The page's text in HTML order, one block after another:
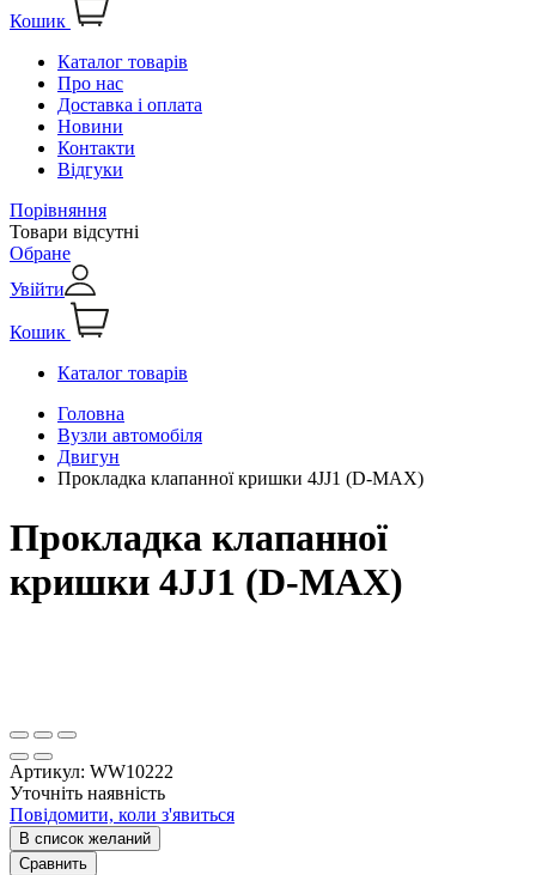
Кошик
Каталог товарів
Про нас
Доставка і оплата
Новини
Контакти
Відгуки
Порівняння
Товари відсутні
Обране
Увійти
Кошик
Каталог товарів
Головна
Вузли автомобіля
Двигун
Прокладка клапанної кришки 4JJ1 (D-MAX)
Прокладка клапанної
кришки 4JJ1 (D-MAX)
Артикул: WW10222
Уточніть наявність
Повідомити, коли з'явиться
В список желаний
Сравнить